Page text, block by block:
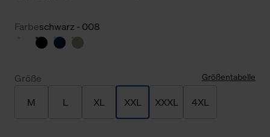
Farbeschwarz - 008
Größe Größentabelle
M L XL XXL XXXL 4XL